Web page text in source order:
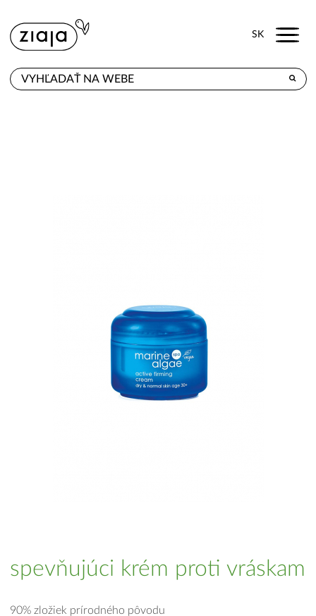
SK Menu
spevňujúci krém proti vráskam
90% zložiek prírodného pôvodu